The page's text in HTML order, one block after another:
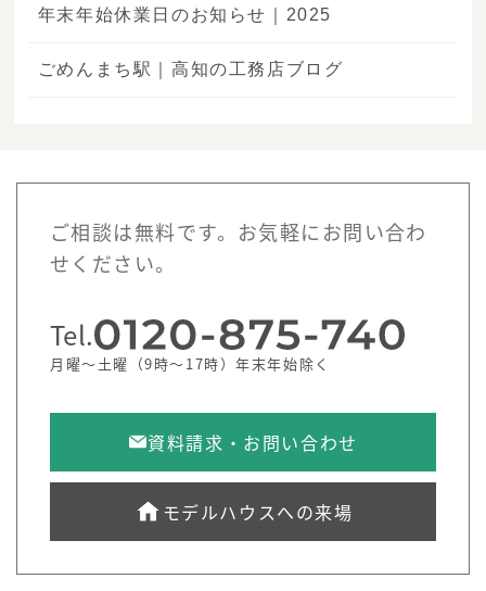
年末年始休業日のお知らせ｜2025
ごめんまち駅｜高知の工務店ブログ
ご相談は無料です。お気軽にお問い合わ
せください。
Tel.
月曜～土曜（9時～17時）年末年始除く
資料請求・お問い合わせ
モデルハウスへの来場